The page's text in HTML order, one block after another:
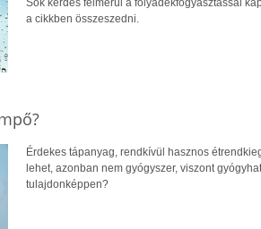
Sok kérdés felmerül a folyadékfogyasztással
a cikkben összeszedni.
Érdekes tápanyag, rendkívül hasznos
lehet, azonban nem gyógyszer, viszont
tulajdonképpen?